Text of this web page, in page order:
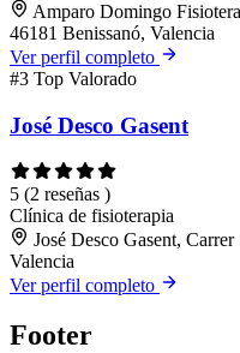
Amparo Domingo
46181 Benissanó, Valencia
Ver perfil completo
#3 Top Valorado
José Desco Gasent
5 (2 reseñas )
Clínica de fisioterapia
José Desco Gasent,
Valencia
Ver perfil completo
Footer